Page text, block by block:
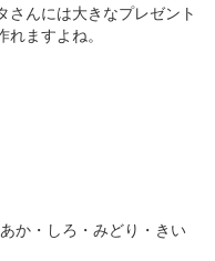
んには大きなプレゼント
ますよね。
か・しろ・みどり・きい